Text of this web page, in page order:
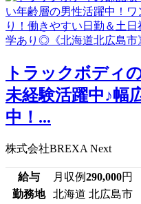
トラックボディ
未経験活躍中♪幅
中！...
株式会社BREXA Next
給与 月収例290,000円
勤務地
北海道 北広島市